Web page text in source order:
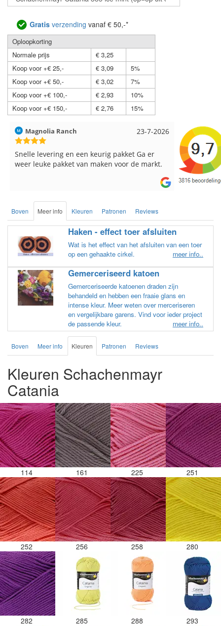
Gratis verzending vanaf € 50,-*
Oploopkorting
Normale prijs
€ 3,25
Koop voor +€ 25,-
€ 3,09
5%
Koop voor +€ 50,-
€ 3,02
7%
Koop voor +€ 100,-
€ 2,93
10%
Koop voor +€ 150,-
€ 2,76 15%
23-7-2026
Magnolia Ranch
Snelle levering en een keurig pakket Ga er
weer leuke pakket van maken voor de markt.
Hilde uit
Reeds
de service.
Boven Meer info Kleuren Patronen Reviews
Haken - effect toer afsluiten
Wat is het effect van het afsluiten van een toer
op een gehaakte cirkel.
meer info..
Gemerceriseerd katoen
Gemerceriseerde katoenen draden zijn
behandeld en hebben een fraaie glans en
intense kleur. Meer weten over merceriseren
en vergelijkbare garens. Vind voor ieder project
de passende kleur.
meer info..
Boven Meer info Kleuren Patronen Reviews
Kleuren Schachenmayr
Catania
114 161 225 251
252 256 258 280
282 285 288 293